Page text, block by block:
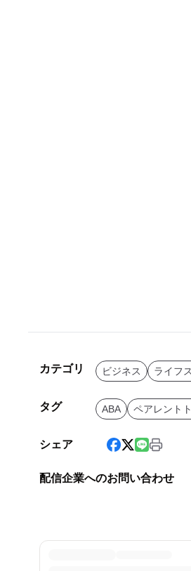
カテゴリ ビジネス ライフ
タグ ABA ペアレント
シェア
配信企業へのお問い合わせ